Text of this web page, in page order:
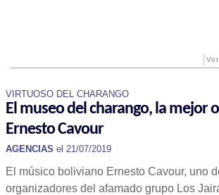
VIRTUOSO DEL CHARANGO
El museo del charango, la mejor
Ernesto Cavour
AGENCIAS el 21/07/2019
El músico boliviano Ernesto Cavour, uno
organizadores del afamado grupo Los